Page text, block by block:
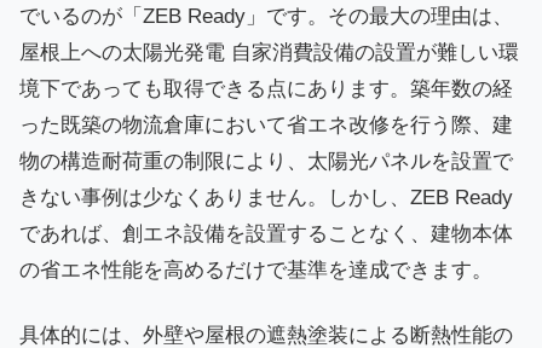
でいるのが「ZEB Ready」です。その最大の理由は、
屋根上への太陽光発電 自家消費設備の設置が難しい環
境下であっても取得できる点にあります。築年数の経
った既築の物流倉庫において省エネ改修を行う際、建
物の構造耐荷重の制限により、太陽光パネルを設置で
きない事例は少なくありません。しかし、ZEB Ready
であれば、創エネ設備を設置することなく、建物本体
の省エネ性能を高めるだけで基準を達成できます。
具体的には、外壁や屋根の遮熱塗装による断熱性能の